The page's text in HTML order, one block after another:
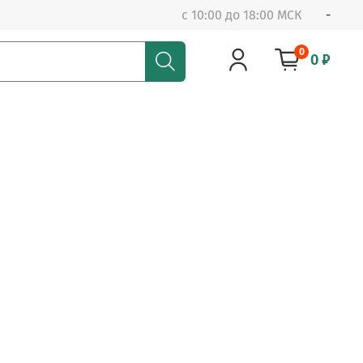
с 10:00 до 18:00 МСК -
0 0 ₽